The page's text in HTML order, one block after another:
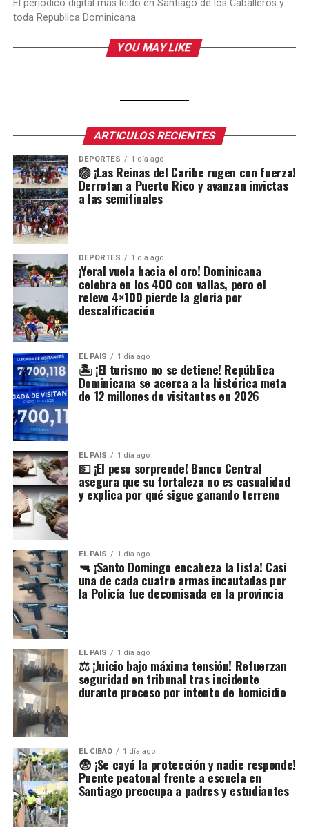
El periódico digital más leído en Santiago de los Caballeros y
toda Republica Dominicana
YOU MAY LIKE
ARTICULOS RECIENTES
DEPORTES 1 día ago
🏐 ¡Las Reinas del Caribe rugen con fuerza!
Derrotan a Puerto Rico y avanzan invictas
a las semifinales
DEPORTES 1 día ago
¡Yeral vuela hacia el oro! Dominicana
celebra en los 400 con vallas, pero el
relevo 4×100 pierde la gloria por
descalificación
EL PAIS 1 día ago
🏝️ ¡El turismo no se detiene! República
Dominicana se acerca a la histórica meta
de 12 millones de visitantes en 2026
EL PAIS 1 día ago
💵 ¡El peso sorprende! Banco Central
asegura que su fortaleza no es casualidad
y explica por qué sigue ganando terreno
EL PAIS 1 día ago
🔫 ¡Santo Domingo encabeza la lista! Casi
una de cada cuatro armas incautadas por
la Policía fue decomisada en la provincia
EL PAIS 1 día ago
⚖️ ¡Juicio bajo máxima tensión! Refuerzan
seguridad en tribunal tras incidente
durante proceso por intento de homicidio
EL CIBAO 1 día ago
😨 ¡Se cayó la protección y nadie responde!
Puente peatonal frente a escuela en
Santiago preocupa a padres y estudiantes